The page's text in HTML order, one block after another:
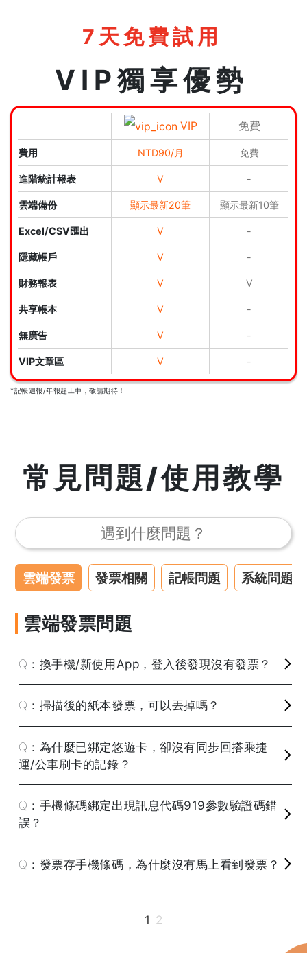
7天免費試用
VIP獨享優勢
VIP 免費
費用 NTD90/月 免費
進階統計報表 V -
雲端備份 顯示最新20筆 顯示最新10筆
Excel/CSV匯出 V -
隱藏帳戶 V -
財務報表 V V
共享帳本 V -
無廣告 V -
VIP文章區 V -
*記帳週報/年報趕工中，敬請期待！
常見問題/使用教學
雲端發票 發票相關 記帳問題 系統問題
雲端發票問題
換手機/新使用App，登入後發現沒有發票？
掃描後的紙本發票，可以丟掉嗎？
為什麼已綁定悠遊卡，卻沒有同步回搭乘捷
運/公車刷卡的記錄？
手機條碼綁定出現訊息代碼919參數驗證碼錯
誤？
發票存手機條碼，為什麼沒有馬上看到發票？
1 2